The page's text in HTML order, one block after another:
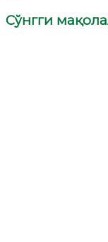
Сўнгги